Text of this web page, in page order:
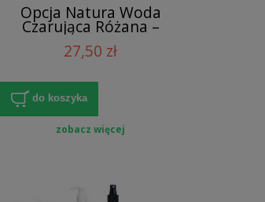
Opcja Natura Woda
Czarująca Różana –
Hydrolat z Róży
Damasceńskiej
27,50 zł
do koszyka
zobacz więcej